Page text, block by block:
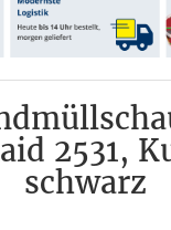
2531,
schwarz